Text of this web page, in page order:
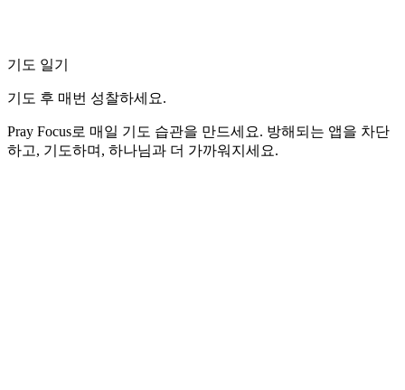
기도 일기
기도 후 매번 성찰하세요.
Pray Focus로 매일 기도 습관을 만드세요. 방해되는 앱을 차단
하고, 기도하며, 하나님과 더 가까워지세요.